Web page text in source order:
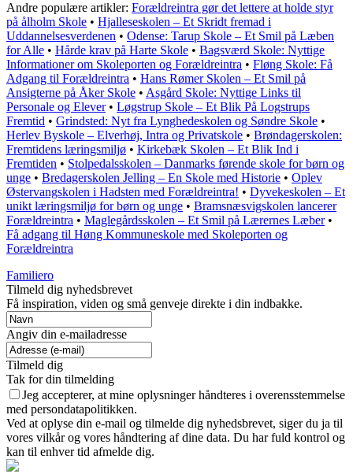
Andre populære artikler: Forældreintra gør det lettere at holde styr
på ålholm Skole • Hjalleseskolen – Et Skridt fremad i
Uddannelsesverdenen • Odense: Tarup Skole – Et Smil på Læben
for Alle • Hårde krav på Harte Skole • Bagsværd Skole: Nyttige
Informationer om Skoleporten og Forældreintra • Fløng Skole: Få
Adgang til Forældreintra • Hans Rømer Skolen – Et Smil på
Ansigterne på Åker Skole • Asgård Skole: Nyttige Links til
Personale og Elever• Løgstrup Skole – Et Blik På Logstrups
Fremtid • Grindsted: Nyt fra Lynghedeskolen og Søndre Skole •
Herlev Byskole – Elverhøj, Intra og Privatskole • Brøndagerskolen:
Fremtidens læringsmiljø • Kirkebæk Skolen – Et Blik Ind i
Fremtiden • Stolpedalsskolen – Danmarks førende skole for børn og
unge • Bredagerskolen Jelling – En Skole med Historie • Oplev
Østervangskolen i Hadsten med Forældreintra! • Dyvekeskolen – Et
unikt læringsmiljø for børn og unge • Bramsnæsvigskolen lancerer
Forældreintra • Maglegårdsskolen – Et Smil på Lærernes Læber•
Få adgang til Høng Kommuneskole med Skoleporten og
Forældreintra
Familiero
Tilmeld dig nyhedsbrevet
Få inspiration, viden og små genveje direkte i din indbakke.
Angiv din e-mailadresse
Tilmeld dig
Tak for din tilmelding
Jeg accepterer, at mine oplysninger håndteres i overensstemmelse
med persondatapolitikken.
Ved at oplyse din e-mail og tilmelde dig nyhedsbrevet, siger du ja til
vores vilkår og vores håndtering af dine data. Du har fuld kontrol og
kan til enhver tid afmelde dig.